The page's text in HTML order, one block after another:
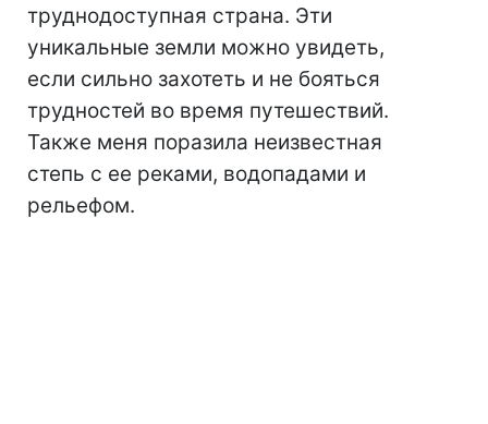
труднодоступная страна. Эти
уникальные земли можно увидеть,
если сильно захотеть и не бояться
трудностей во время путешествий.
Также меня поразила неизвестная
степь с ее реками, водопадами и
рельефом.